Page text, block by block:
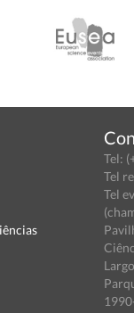
Tel:
Tel
Tel